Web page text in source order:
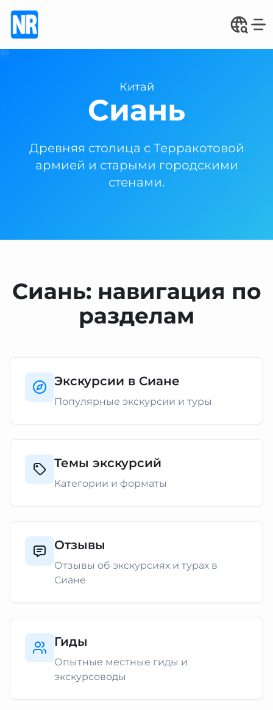
Китай
Сиань
Древняя столица с Терракотовой
армией и старыми городскими
стенами.
Сиань: навигация по
разделам
Экскурсии в Сиане
Популярные экскурсии и туры
Темы экскурсий
Категории и форматы
Отзывы
Отзывы об экскурсиях и турах в
Сиане
Гиды
Опытные местные гиды и
экскурсоводы